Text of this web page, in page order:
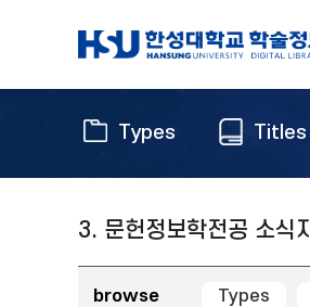
Types Titles
3. 문헌정보학전공 소식지
browse Types